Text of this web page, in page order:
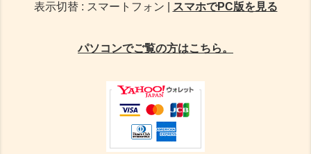
表示切替 : スマートフォン | スマホでPC版を見る
パソコンでご覧の方はこちら。